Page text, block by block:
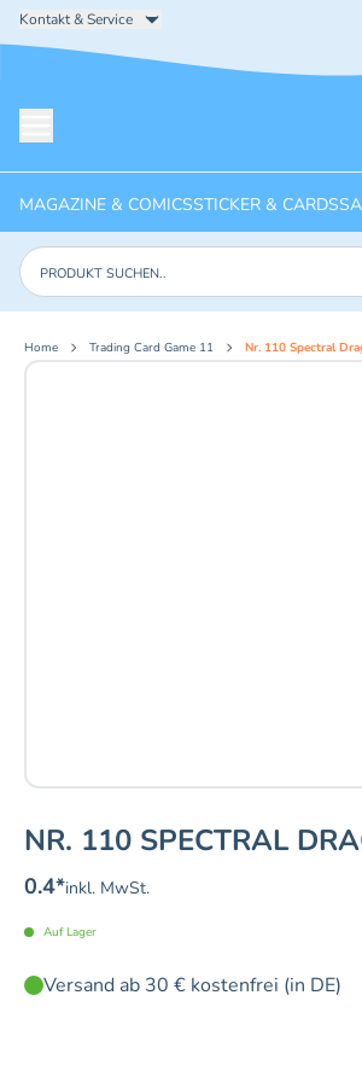
Kontakt & Service
MAGAZINE & COMICSSTICKER & CARDS
Produkte suchen
Home Trading Card Game 11 Nr. 110 Spectral
NR. 110 SPECTRAL
0.4*inkl. MwSt.
Auf Lager
Versand ab 30 € kostenfrei (in DE)